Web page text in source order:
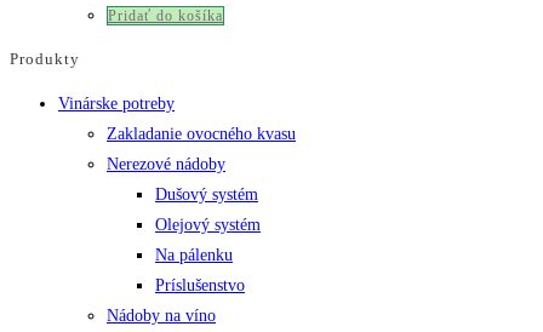
Pridať do košíka
Produkty
Vinárske potreby
Zakladanie ovocného kvasu
Nerezové nádoby
Dušový systém
Olejový systém
Na pálenku
Príslušenstvo
Nádoby na víno